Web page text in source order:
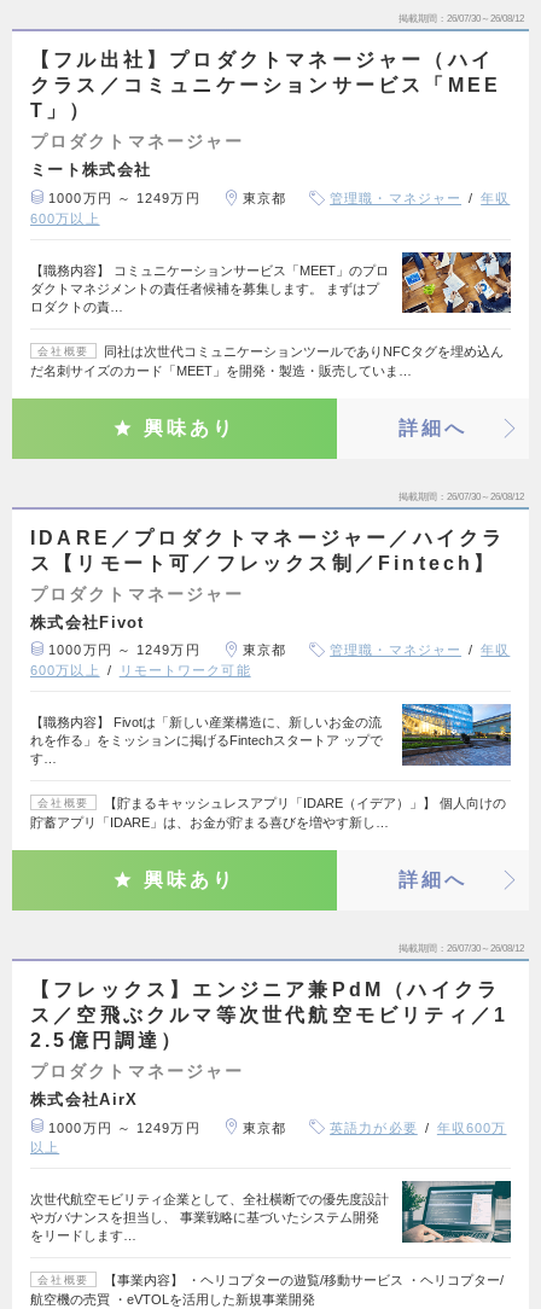
掲載期間 26/07/30～26/08/12
【フル出社】プロダクトマネージャー（ハイ
クラス／コミュニケーションサービス「MEE
T」）
プロダクトマネージャー
ミート株式会社
1000万円 ～ 1249万円 東京都 管理職・マネジャー
年収
600万以上
【職務内容】 コミュニケーションサービス「MEET」のプロ
ダクトマネジメントの責任者候補を募集します。 まずはプ
ロダクトの責…
会社概要
同社は次世代コミュニケーションツールでありNFCタグを埋め込ん
だ名刺サイズのカード「MEET」を開発・製造・販売していま…
興味あり 詳細へ
掲載期間 26/07/30～26/08/12
IDARE／プロダクトマネージャー／ハイクラ
ス【リモート可／フレックス制／Fintech】
プロダクトマネージャー
株式会社Fivot
1000万円 ～ 1249万円 東京都 管理職・マネジャー
年収
600万以上
リモートワーク可能
【職務内容】 Fivotは「新しい産業構造に、新しいお金の流
れを作る」をミッションに掲げるFintechスタートア ップで
す…
会社概要
【貯まるキャッシュレスアプリ「IDARE（イデア）」】 個人向けの
貯蓄アプリ「IDARE」は、お金が貯まる喜びを増やす新し…
興味あり 詳細へ
掲載期間 26/07/30～26/08/12
【フレックス】エンジニア兼PdM（ハイクラ
ス／空飛ぶクルマ等次世代航空モビリティ／1
2.5億円調達）
プロダクトマネージャー
株式会社AirX
1000万円 ～ 1249万円 東京都 英語力が必要
年収600万
以上
次世代航空モビリティ企業として、全社横断での優先度設計
やガバナンスを担当し、 事業戦略に基づいたシステム開発
をリードします…
会社概要
【事業内容】 ・ヘリコプターの遊覧/移動サービス ・ヘリコプター/
航空機の売買 ・eVTOLを活用した新規事業開発